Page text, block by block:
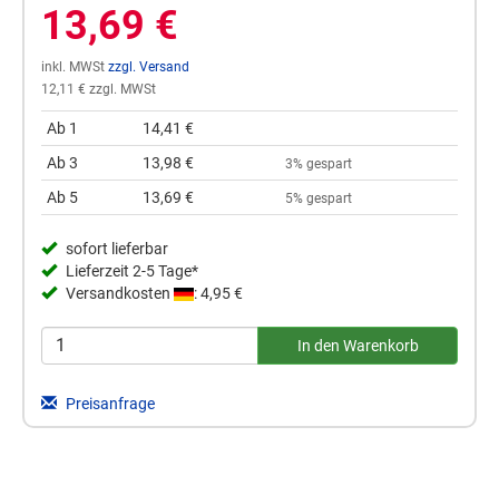
13,69 €
inkl. MWSt zzgl. Versand
12,11 € zzgl. MWSt
Ab 1
14,41 €
Ab 3
13,98 € 3% gespart
Ab 5 13,69 € 5% gespart
sofort lieferbar
Lieferzeit 2-5 Tage*
Versandkosten
: 4,95 €
Preisanfrage